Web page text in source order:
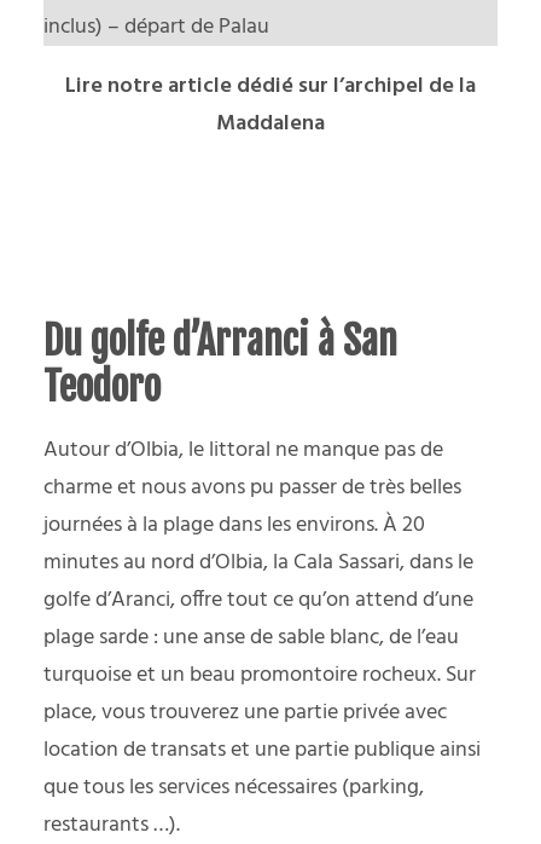
inclus) – départ de Palau
Lire notre article dédié sur l’archipel de la
Maddalena
Du golfe d’Arranci à San
Teodoro
Autour d’Olbia, le littoral ne manque pas de
charme et nous avons pu passer de très belles
journées à la plage dans les environs. À 20
minutes au nord d’Olbia, la Cala Sassari, dans le
golfe d’Aranci, offre tout ce qu’on attend d’une
plage sarde : une anse de sable blanc, de l’eau
turquoise et un beau promontoire rocheux. Sur
place, vous trouverez une partie privée avec
location de transats et une partie publique ainsi
que tous les services nécessaires (parking,
restaurants …).